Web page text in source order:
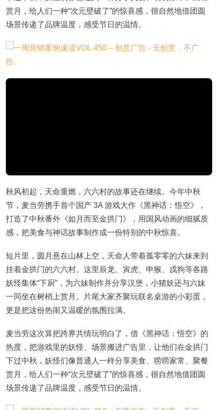
赏月，给人们一种“次元壁破了”的惊喜感，很自然地借团圆
场景传递了品牌温度，感受节日的温情。
秋风初起，天命重燃，六六村的故事还在继续。今年中秋
节，麦当劳携手首个国产 3A 游戏大作《黑神话：悟空》，
打造了中秋番外《如月而至金拱门》，用国风动画的细腻质
感，把美食与神话故事制作成一份特别的中秋惊喜。
短片里，圆月悬在山林上空，天命人带着孤零零的六妹来到
挂着金拱门的六六村。这里辰龙、寅虎、申猴、戌狗等各路
妖怪集体“下厨”，为六妹制作并分享汉堡，小猪妖还与六妹
一同坐在树梢上赏月。片尾大家齐聚玩联名桌游的小彩蛋，
更是把这份热闹又温暖的氛围拉满。
麦当劳这次算把跨界共情玩明白了，借《黑神话：悟空》的
热度，把游戏里的妖怪、场景搬进广告里，让他们在金拱门
下过中秋，妖怪们像普通人一样分享美食、唠唠家常、聚餐
赏月，给人们一种“次元壁破了”的惊喜感，很自然地借团圆
场景传递了品牌温度，感受节日的温情。